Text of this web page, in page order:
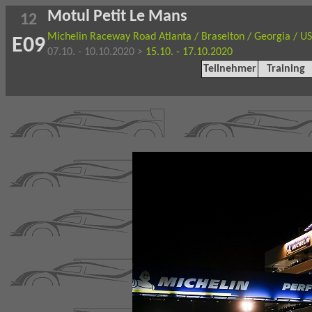
12
E09
Motul Petit Le Mans
Michelin Raceway Road Atlanta / Braselton / Georgia /
07.10. - 10.10.2020 > 15.10. - 17.10.2020
Teilnehmer
Training